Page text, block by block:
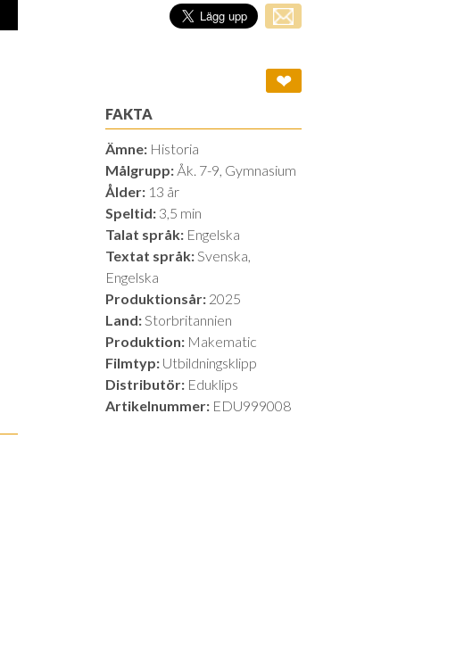
❤
FAKTA
Ämne: Historia
Målgrupp: Åk. 7-9, Gymnasium
Ålder: 13 år
Speltid: 3,5 min
Talat språk: Engelska
Textat språk:Svenska,
Engelska
Produktionsår: 2025
Land:Storbritannien
Produktion: Makematic
Filmtyp: Utbildningsklipp
Distributör: Eduklips
Artikelnummer: EDU999008